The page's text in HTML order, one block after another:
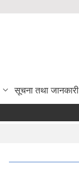
सूचना तथा जानकारी